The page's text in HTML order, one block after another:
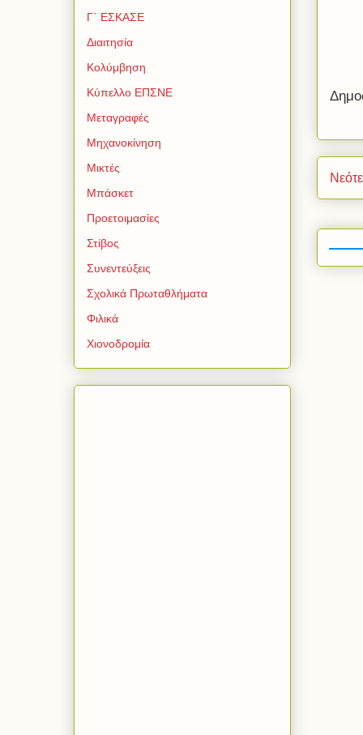
Γ΄ ΕΣΚΑΣΕ
Διαιτησία
Κολύμβηση
Κύπελλο ΕΠΣΝΕ
Μεταγραφές
Μηχανοκίνηση
Μικτές
Μπάσκετ
Προετοιμασίες
Στίβος
Συνεντεύξεις
Σχολικά Πρωταθλήματα
Φιλικά
Χιονοδρομία